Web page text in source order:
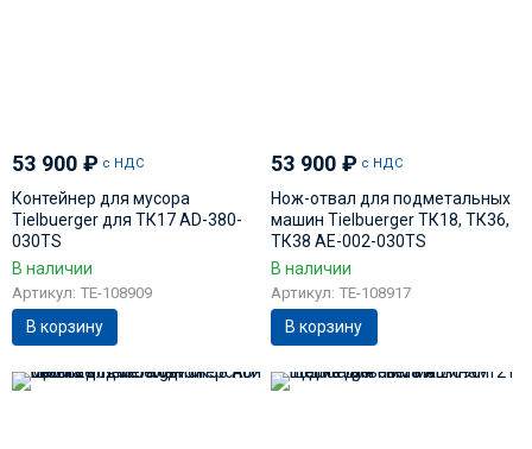
53 900 ₽ с НДС
Контейнер для мусора
Tielbuerger для ТК17 AD-380-
030TS
В наличии
Артикул: TE-108909
В корзину
53 900₽ с НДС
Нож-отвал для подметальных
машин Tielbuerger ТК18, ТК36,
ТК38 AE-002-030TS
В наличии
Артикул: TE-108917
В корзину